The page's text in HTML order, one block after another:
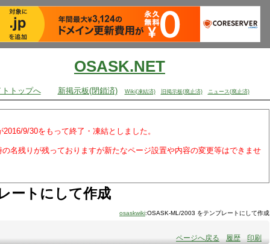
OSASK.NET
トトップへ 新掲示板(閉鎖済) Wiki(凍結済) 旧掲示板(廃止済) ニュース(廃止済)
9/30をもって終了・凍結としました。
名残りが残っておりますが新たなページ設置や内容の変更等はできませ
ートにして作成
osaskwiki:OSASK-ML/2003 をテンプレートにして作成
ページへ戻る
履歴 印刷